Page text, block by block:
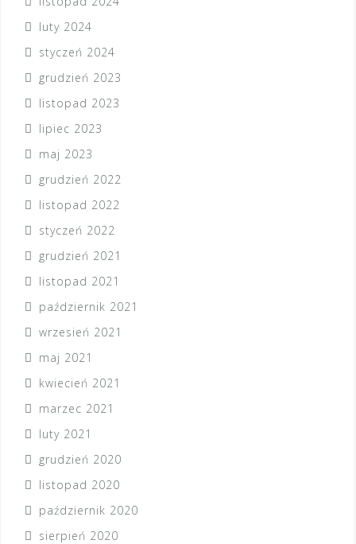
luty 2024
styczeń 2024
grudzień 2023
listopad 2023
lipiec 2023
maj 2023
grudzień 2022
listopad 2022
styczeń 2022
grudzień 2021
listopad 2021
październik 2021
wrzesień 2021
maj 2021
kwiecień 2021
marzec 2021
luty 2021
grudzień 2020
listopad 2020
październik 2020
sierpień 2020